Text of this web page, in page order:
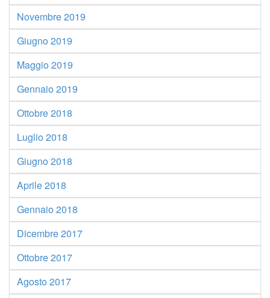
Novembre 2019
Giugno 2019
Maggio 2019
Gennaio 2019
Ottobre 2018
Luglio 2018
Giugno 2018
Aprile 2018
Gennaio 2018
Dicembre 2017
Ottobre 2017
Agosto 2017